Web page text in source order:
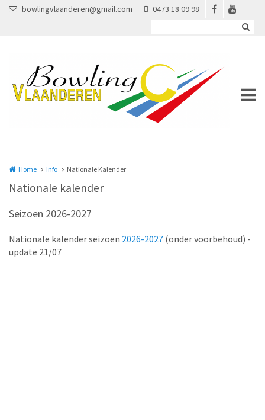
Overslaan en naar de inhoud gaan
bowlingvlaanderen@gmail.com 0473 18 09 98
Home Info Nationale Kalender
Nationale kalender
Seizoen 2026-2027
Nationale kalender seizoen 2026-2027 (onder voorbehoud) -
update 21/07